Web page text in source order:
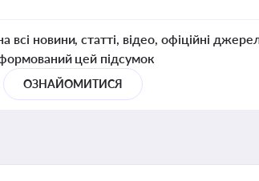
новини, статті, відео, офіційні
цей підсумок
ОЗНАЙОМИТИСЯ